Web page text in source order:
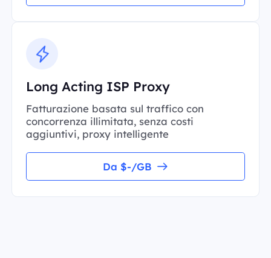
Long Acting ISP Proxy
Fatturazione basata sul traffico con
concorrenza illimitata, senza costi
aggiuntivi, proxy intelligente
Da $-/GB